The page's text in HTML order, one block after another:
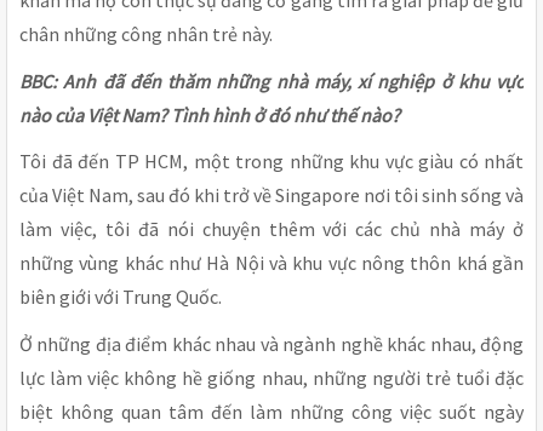
chân những công nhân trẻ này.
BBC: Anh đã đến thăm những nhà máy, xí nghiệp ở khu vực
nào của Việt Nam? Tình hình ở đó như thế nào?
Tôi đã đến TP HCM, một trong những khu vực giàu có nhất
của Việt Nam, sau đó khi trở về Singapore nơi tôi sinh sống và
làm việc, tôi đã nói chuyện thêm với các chủ nhà máy ở
những vùng khác như Hà Nội và khu vực nông thôn khá gần
biên giới với Trung Quốc.
Ở những địa điểm khác nhau và ngành nghề khác nhau, động
lực làm việc không hề giống nhau, những người trẻ tuổi đặc
biệt không quan tâm đến làm những công việc suốt ngày